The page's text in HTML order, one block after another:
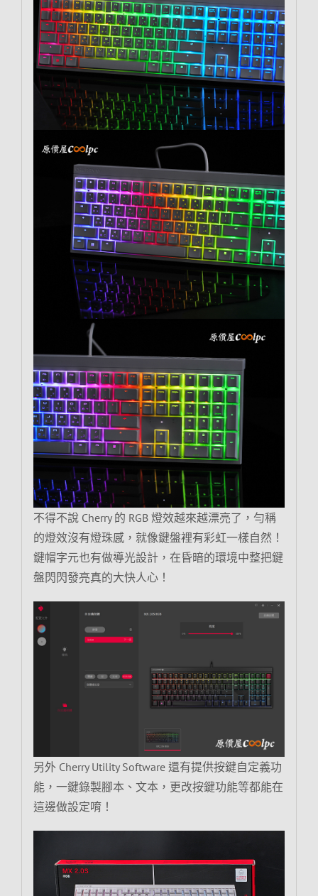
不得不說 Cherry 的 RGB 燈效越來越漂亮了，勻稱
的燈效沒有燈珠感，就像鍵盤裡有彩虹一樣自然！
鍵帽字元也有做導光設計，在昏暗的環境中整把鍵
盤閃閃發亮真的大快人心！
另外 Cherry Utility Software 還有提供按鍵自定義功
能，一鍵錄製腳本、文本，更改按鍵功能等都能在
這邊做設定唷！